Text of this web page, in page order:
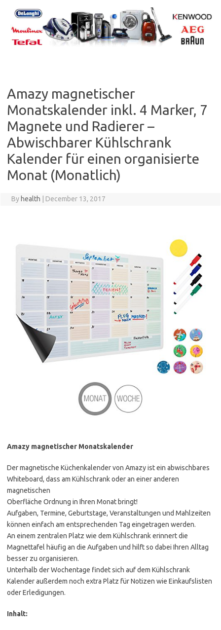
content
Amazy magnetischer
Monatskalender inkl. 4 Marker, 7
Magnete und Radierer –
Abwischbarer Kühlschrank
Kalender für einen organisierte
Monat (Monatlich)
By health December 13, 2017
Amazy magnetischer Monatskalender
Der magnetische Küchenkalender von Amazy ist ein abwischbares
Whiteboard, dass am Kühlschrank oder an einer anderen
magnetischen
Oberfläche Ordnung in Ihren Monat bringt!
Aufgaben, Termine, Geburtstage, Veranstaltungen und Mahlzeiten
können einfach am entsprechenden Tag eingetragen werden.
An einem zentralen Platz wie dem Kühlschrank erinnert die
Magnettafel häufig an die Aufgaben und hilft so dabei Ihren Alltag
besser zu organisieren.
Unterhalb der Wochentage findet sich auf dem Kühlschrank
Kalender außerdem noch extra Platz für Notizen wie Einkaufslisten
oder Erledigungen.
Inhalt: